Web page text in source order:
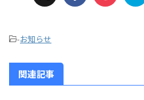
-お知らせ
関連記事